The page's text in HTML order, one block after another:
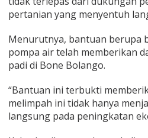
a
p
i
1
n
p
e
pertanian yang menyentuh
Menurutnya, bantuan berupa
pompa air telah memberikan
padi di Bone Bolango.
“Bantuan ini terbukti
melimpah ini tidak hanya
langsung pada peningkatan